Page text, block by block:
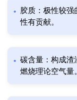
胶质：极性较强
性有贡献。
碳含量：构成渣
燃烧理论空气量